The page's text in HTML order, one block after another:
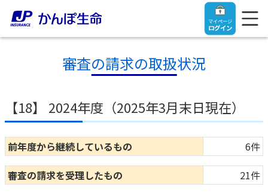
マイページ
ログイン
トップ
ご契約者さま
ご契約者さま
保険をご検討中のお客さま
審査の請求の取扱状況
【18】 2024年度（2025年3月末日現在）
前年度から継続しているもの
6件
審査の請求を受理したもの
21件